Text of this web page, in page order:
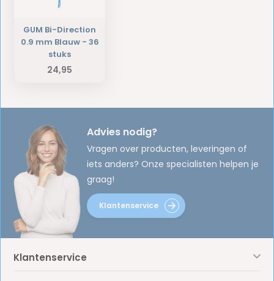
GUM Bi-Direction
0.9 mm Blauw - 36
stuks
24,95
Advies nodig?
Vragen over producten, leveringen of
iets anders? Onze specialisten helpen je
graag!
Klantenservice
Klantenservice